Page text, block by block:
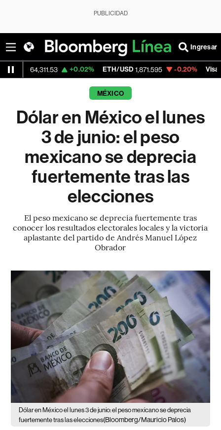
PUBLICIDAD
Ingresar
+0.02% ETH/USD 1,871.595 -0.20% Visa 369.59
MÉXICO
Dólar en México el lunes
3 de junio: el peso
mexicano se deprecia
fuertemente tras las
elecciones
El peso mexicano se deprecia fuertemente tras
conocer los resultados electorales locales y la victoria
aplastante del partido de Andrés Manuel López
Obrador
Dólar en México el lunes 3 de junio: el peso mexicano se deprecia
fuertemente tras las elecciones(Bloomberg/Mauricio Palos)